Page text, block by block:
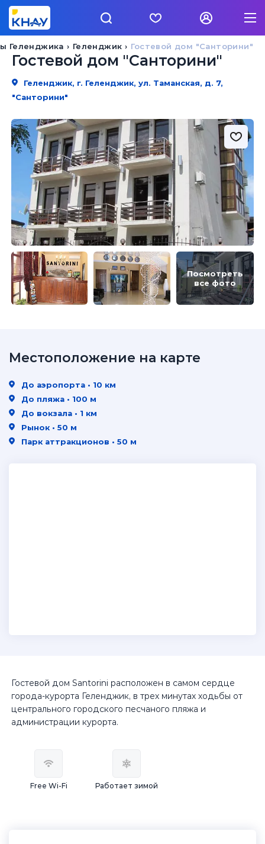
Гостевой дом "Санторини"
Геленджик
Геленджика
Гостевой дом "Санторини"
Геленджик, г. Геленджик, ул. Таманская, д. 7,
"Санторини"
Посмотреть
все фото
Гостевой дом Santorini расположен в самом сердце
города-курорта Геленджик, в трех минутах ходьбы от
центрального городского песчаного пляжа и
администрации курорта.
Free Wi-Fi Работает зимой
Местоположение на карте
До аэропорта • 10 км
До пляжа • 100 м
До вокзала • 1 км
Рынок • 50 м
Парк аттракционов • 50 м